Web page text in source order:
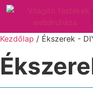
Kezdőlap / Ékszerek -